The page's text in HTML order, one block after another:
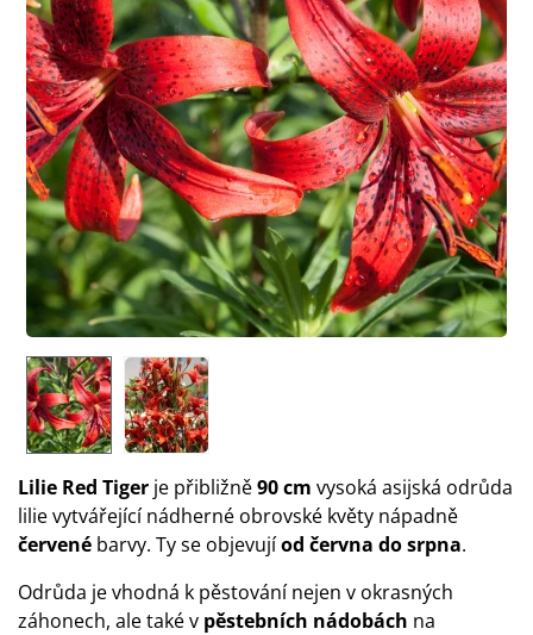
Lilie Red Tiger je přibližně90 cm vysoká asijská odrůda
lilie vytvářející nádherné obrovské květy nápadně
červené barvy. Ty se objevujíod června do srpna.
Odrůda je vhodná k pěstování nejen v okrasných
záhonech, ale také v pěstebních nádobách na